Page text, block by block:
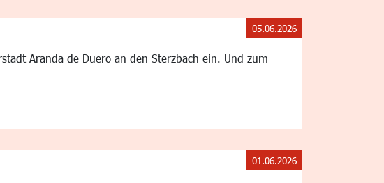
Aranda de Duero an den Sterzbach ein. Und zum
05.06.2026
01.06.2026